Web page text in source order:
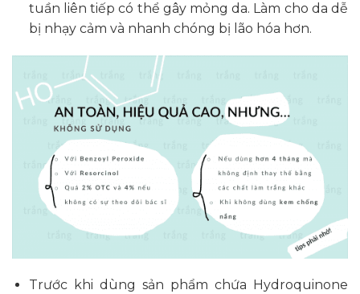
tuần liên tiếp có thể gây mỏng da. Làm cho da dễ
bị nhạy cảm và nhanh chóng bị lão hóa hơn.
Trước khi dùng sản phẩm chứa Hydroquinone